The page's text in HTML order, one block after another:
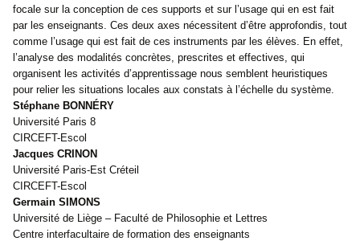
focale sur la conception de ces supports et sur l’usage qui en est fait
par les enseignants. Ces deux axes nécessitent d’être approfondis, tout
comme l’usage qui est fait de ces instruments par les élèves. En effet,
l’analyse des modalités concrètes, prescrites et effectives, qui
organisent les activités d’apprentissage nous semblent heuristiques
pour relier les situations locales aux constats à l’échelle du système.
Stéphane BONNÉRY
Université Paris 8
CIRCEFT-Escol
Jacques CRINON
Université Paris-Est Créteil
CIRCEFT-Escol
Germain SIMONS
Université de Liège – Faculté de Philosophie et Lettres
Centre interfacultaire de formation des enseignants